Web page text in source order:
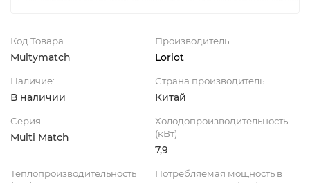
Код Товара
Multymatch
Производитель
Loriot
Наличие:
В наличии
Страна производитель
Китай
Серия
Multi Match
Холодопроизводительность
(кВт)
7,9
Теплопроизводительность
Потребляемая мощность в